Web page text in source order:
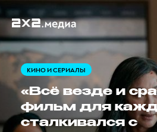
КИНО И СЕРИАЛЫ
«Всё везде и
фильм для
сталкивался с